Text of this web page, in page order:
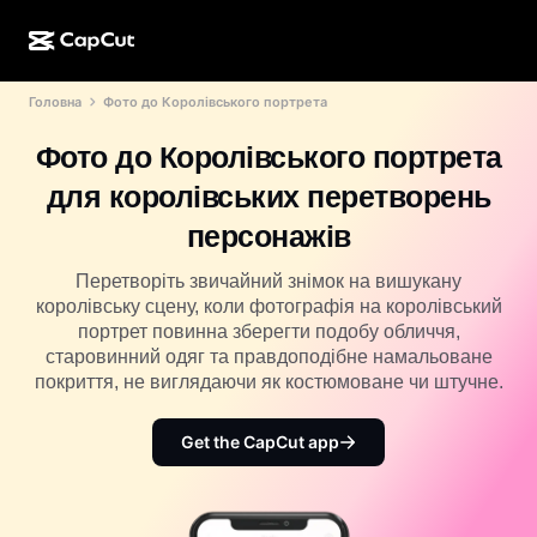
Онлайн-версія CapCut
CapCut для мобільних пристроїв
ШІ Dreamina
ШІ Pippit
ШІ-дизайн
Відеостудія
ШІ-генератор відео
ШІ-генератор зображень
Покращення ШІ-зображення
Dreamina Seedance 2.5
Nano Banana Pro
ШІ-інструменти
Редактор і генератор відео
Редактор і генератор зображень
Генератор і редактор голосу
Більше
Випадки використання
Соціальні мережі
Святкові шаблони
Шаблони календаря
Шаблони до річниці
Спільнота
Партнери
Піонерська програма
Креативний кампус CapCut
Головна Фото до Королівського портрета
Фото до Королівського портрета
для королівських перетворень
персонажів
Перетворіть звичайний знімок на вишукану
королівську сцену, коли фотографія на королівський
портрет повинна зберегти подобу обличчя,
старовинний одяг та правдоподібне намальоване
покриття, не виглядаючи як костюмоване чи штучне.
Get the CapCut app